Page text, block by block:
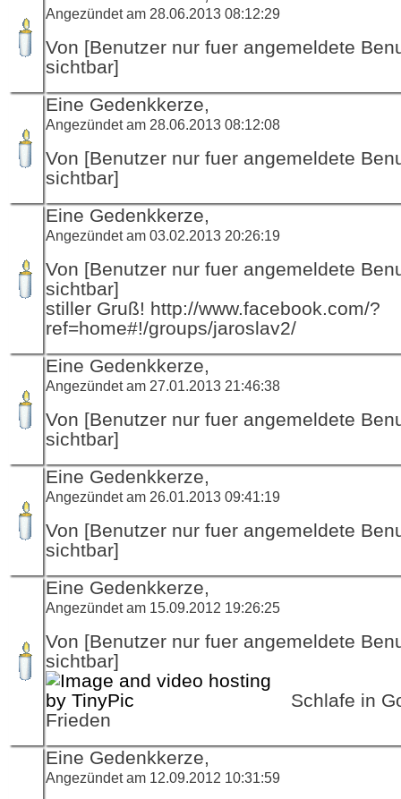
Angezündet am 28.06.2013 08:12:29
Von [Benutzer nur fuer angemeldete
sichtbar]
Eine Gedenkkerze,
Angezündet am 28.06.2013 08:12:08
Von [Benutzer nur fuer angemeldete
sichtbar]
Eine Gedenkkerze,
Angezündet am 03.02.2013 20:26:19
Von [Benutzer nur fuer angemeldete
sichtbar]
stiller Gruß! http://www.facebook.com/?
ref=home#!/groups/jaroslav2/
Eine Gedenkkerze,
Angezündet am 27.01.2013 21:46:38
Von [Benutzer nur fuer angemeldete
sichtbar]
Eine Gedenkkerze,
Angezündet am 26.01.2013 09:41:19
Von [Benutzer nur fuer angemeldete
sichtbar]
Eine Gedenkkerze,
Angezündet am 15.09.2012 19:26:25
Von [Benutzer nur fuer angemeldete
sichtbar]
Schlafe in
Frieden
Eine Gedenkkerze,
Angezündet am 12.09.2012 10:31:59